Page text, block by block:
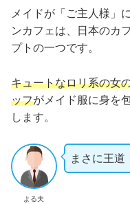
メイドが「ご主人様」
ンカフェは、日本のカ
プトの一つです。
キュートなロリ系の女
ッフがメイド服に身を
します。
よる夫
まさに王道